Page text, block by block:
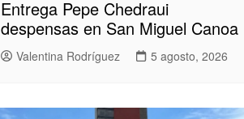
Entrega Pepe Chedraui
despensas en San Miguel Canoa
Valentina Rodríguez 5 agosto, 2026